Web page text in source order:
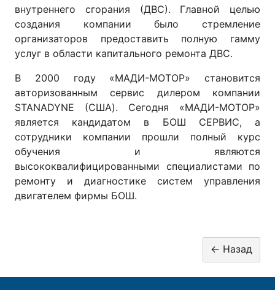
внутреннего сгорания (ДВС). Главной целью
создания компании было стремление
организаторов предоставить полную гамму
услуг в области капитального ремонта ДВС.
В 2000 году «МАДИ-МОТОР» становится
авторизованным сервис дилером компании
STANADYNE (США). Сегодня «МАДИ-МОТОР»
является кандидатом в БОШ СЕРВИС, а
сотрудники компании прошли полный курс
обучения и являются
высококвалифицированными специалистами по
ремонту и диагностике систем управления
двигателем фирмы БОШ.